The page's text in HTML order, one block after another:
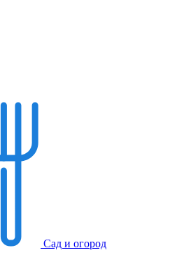
Сад и огород